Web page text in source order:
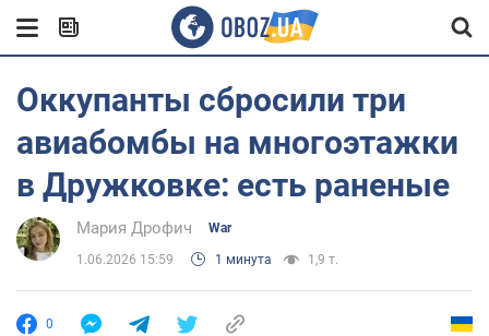
Оккупанты сбросили три
авиабомбы на многоэтажки
в Дружковке: есть раненые
Мария Дрофич War
1.06.2026 15:59 1 минута 1,9 т.
0